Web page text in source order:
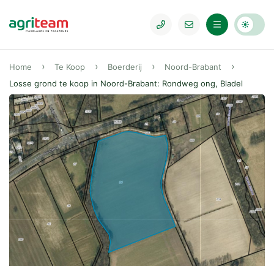
Home Te Koop Boerderij
Noord-Brabant
Losse grond te koop in Noord-Brabant: Rondweg ong, Bladel